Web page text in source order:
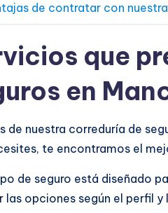
de contratar con
que
en
de nuestra correduría de
te encontramos el
de seguro está diseñado
las opciones según el perfil